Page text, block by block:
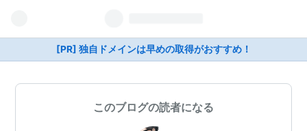
[PR] 独自ドメインは早めの取得がおすすめ！
このブログの読者になる